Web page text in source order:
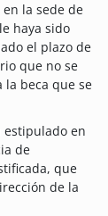
la sede de
haya sido
el plazo de
que no se
la beca que se
estipulado en
de
que
de la